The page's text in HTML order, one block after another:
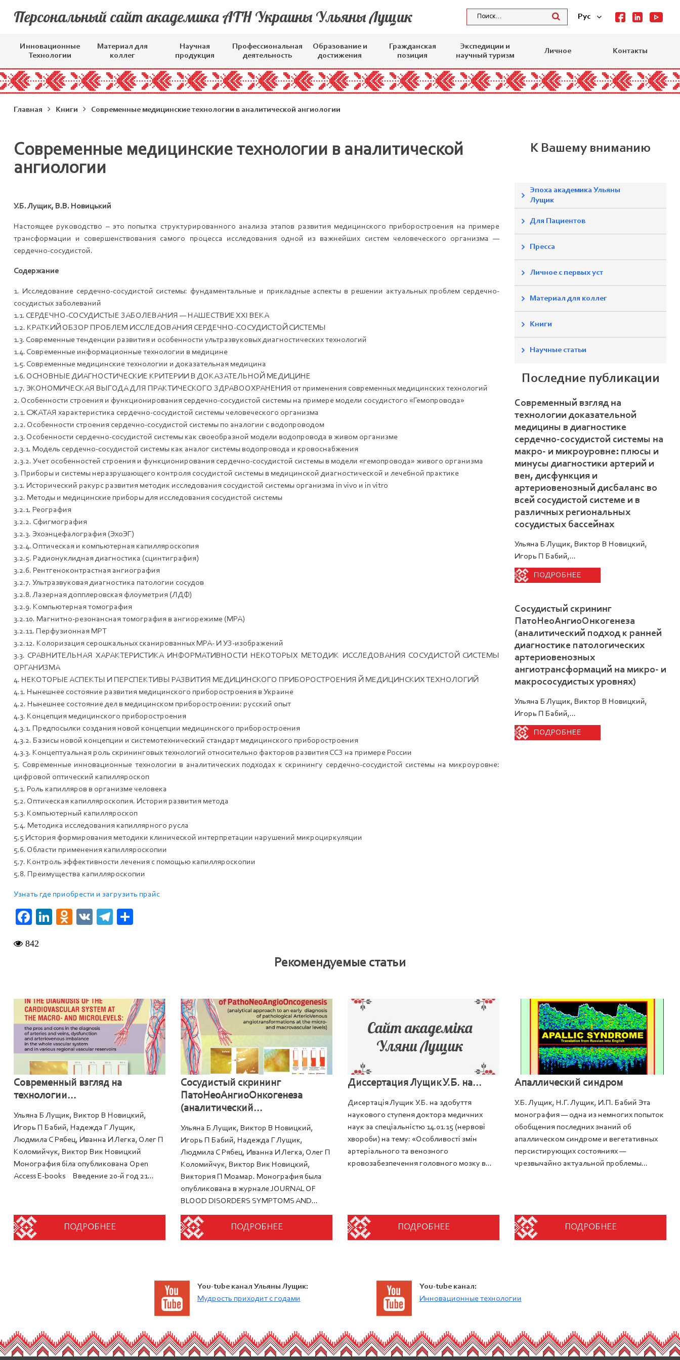
Персональный сайт академика АТН Украины Ульяны Лущик Рус
Инновационные
Технологии
Материал для
коллег
Научная
продукция
Профессиональная
деятельность
Образование и
достижения
Гражданская
позиция
Экспедиции и
научный туризм
Личное Контакты
Главная Книги Современные медицинские технологии в аналитической ангиологии
Современные медицинские технологии в аналитической
ангиологии
У.Б. Лущик, В.В. Новицький
Настоящее руководство – это попытка структурированного анализа этапов развития медицинского приборостроения на примере
трансформации и совершенствования самого процесса исследования одной из важнейших систем человеческого организма —
сердечно-сосудистой.
Содержание
1. Исследование сердечно-сосудистой системы: фундаментальные и прикладные аспекты в решении актуальных проблем сердечно-
сосудистых заболеваний
1.1. СЕРДЕЧНО-СОСУДИСТЫЕ ЗАБОЛЕВАНИЯ — НАШЕСТВИЕ ХХІ ВЕКА
1.2. КРАТКИЙ ОБЗОР ПРОБЛЕМ ИССЛЕДОВАНИЯ СЕРДЕЧНО-СОСУДИСТОЙ СИСТЕМЫ
1.3. Современные тенденции развития и особенности ультразвуковых диагностических технологий
1.4. Современные информационные технологии в медицине
1.5. Современные медицинские технологии и доказательная медицина
1.6. ОСНОВНЫЕ ДИАГНОСТИЧЕСКИЕ КРИТЕРИИ В ДОКАЗАТЕЛЬНОЙ МЕДИЦИНЕ
1.7. ЭКОНОМИЧЕСКАЯ ВЫГОДА ДЛЯ ПРАКТИЧЕСКОГО ЗДРАВООХРАНЕНИЯ от применения современных медицинских технологий
2. Особенности строения и функционирования сердечно-сосудистой системы на примере модели сосудистого «Гемопровода»
2.1. СЖАТАЯ характеристика сердечно-сосудистой системы человеческого организма
2.2. Особенности строения сердечно-сосудистой системы по аналогии с водопроводом
2.3. Особенности сердечно-сосудистой системы как своеобразной модели водопровода в живом организме
2.3.1. Модель сердечно-сосудистой системы как аналог системы водопровода и кровоснабжения
2.3.2. Учет особенностей строения и функционирования сердечно-сосудистой системы в модели «гемопровода» живого организма
3. Приборы и системы неразрушающего контроля сосудистой системы в медицинской диагностической и лечебной практике
3.1. Исторический ракурс развития методик исследования сосудистой системы организма in vivo и in vitro
3.2. Методы и медицинские приборы для исследования сосудистой системы
3.2.1. Реография
3.2.2. Cфигмография
3.2.3. Эхоэнцефалография (ЭхоЭГ)
3.2.4. Оптическая и компьютерная капилляроскопия
3.2.5. Радионуклидная диагностика (сцинтиграфия)
3.2.6. Рентгеноконтрастная ангиография
3.2.7. Ультразвуковая диагностика патологии сосудов
3.2.8. Лазерная допплеровская флоуметрия (ЛДФ)
3.2.9. Компьютерная томография
3.2.10. Магнитно-резонансная томография в ангиорежиме (МРА)
3.2.11. Перфузионная МРТ
3.2.12. Колоризация серошкальных сканированных МРА- И УЗ-изображений
3.3. СРАВНИТЕЛЬНАЯ ХАРАКТЕРИСТИКА ИНФОРМАТИВНОСТИ НЕКОТОРЫХ МЕТОДИК ИССЛЕДОВАНИЯ СОСУДИСТОЙ СИСТЕМЫ
ОРГАНИЗМА
4. НЕКОТОРЫЕ АСПЕКТЫ И ПЕРСПЕКТИВЫ РАЗВИТИЯ МЕДИЦИНСКОГО ПРИБОРОСТРОЕНИЯ Й МЕДИЦИНСКИХ ТЕХНОЛОГИЙ
4.1. Нынешнее состояние развития медицинского приборостроения в Украине
4.2. Нынешнее состояние дел в медицинском приборостроении: русский опыт
4.3. Концепция медицинского приборостроения
4.3.1. Предпосылки создания новой концепции медицинского приборостроения
4.3.2. Базисы новой концепции и системотехнический стандарт медицинского приборостроения
4.3.3. Концептуальная роль скрининговых технологий относительно факторов развития ССЗ на примере России
5. Современные инновационные технологии в аналитических подходах к скринингу сердечно-сосудистой системы на микроуровне:
цифровой оптический капилляроскоп
5.1. Роль капилляров в организме человека
5.2. Оптическая капилляроскопия. История развития метода
5.3. Компьютерный капилляроскоп
5.4. Методика исследования капиллярного русла
5.5 История формирования методики клинической интерпретации нарушений микроциркуляции
5.6. Области применения капилляроскопии
5.7. Контроль эффективности лечения с помощью капилляроскопии
5.8. Преимущества капилляроскопии
Узнать где приобрести и загрузить прайс
Facebook
LinkedIn
Odnoklassniki
VK Telegram
842
К Вашему вниманию
Эпоха академика Ульяны
Лущик
Для Пациентов
Пресса
Личное с первых уст
Материал для коллег
Книги
Научные статьи
Последние публикации
Современный взгляд на
технологии доказательной
медицины в диагностике
сердечно-сосудистой системы на
макро- и микроуровне: плюсы и
минусы диагностики артерий и
вен, дисфункция и
артериовенозный дисбаланс во
всей сосудистой системе и в
различных региональных
сосудистых бассейнах
Ульяна Б Лущик, Виктор В Новицкий,
Игорь П Бабий,...
ПОДРОБНЕЕ
Сосудистый скрининг
ПатоНеоАнгиоОнкогенеза
(аналитический подход к ранней
диагностике патологических
артериовенозных
ангиотрансформаций на микро- и
макрососудистых уровнях)
Ульяна Б Лущик, Виктор В Новицкий,
Игорь П Бабий,...
ПОДРОБНЕЕ
Рекомендуемые статьи
Современный взгляд на
технологии...
Ульяна Б Лущик, Виктор В Новицкий,
Игорь П Бабий, Надежда Г Лущик,
Людмила С Рябец, Иванна И Легка, Олег П
Коломийчук, Виктор Вик Новицкий
Монография біла опубликована Open
Access E-books Введение 20-й год 21...
ПОДРОБНЕЕ
Сосудистый скрининг
ПатоНеоАнгиоОнкогенеза
(аналитический...
Ульяна Б Лущик, Виктор В Новицкий,
Игорь П Бабий, Надежда Г Лущик,
Людмила С Рябец, Иванна И Легка, Олег П
Коломийчук, Виктор Вик Новицкий,
Виктория П Моамар. Монография была
опубликована в журнале JOURNAL OF
BLOOD DISORDERS SYMPTOMS AND...
ПОДРОБНЕЕ
Диссертация Лущик У.Б. на...
Дисертація Лущик У.Б. на здобуття
наукового ступеня доктора медичних
наук за спеціальністю 14.01.15 (нервові
хвороби) на тему: «Особливості змін
артеріального та венозного
кровозабезпечення головного мозку в...
ПОДРОБНЕЕ
Апаллический синдром
У.Б. Лущик, Н.Г. Лущик, И.П. Бабий Эта
монография — одна из немногих попыток
обобщения последних знаний об
апаллическом синдроме и вегетативных
персистирующих состояниях —
чрезвычайно актуальной проблемы...
ПОДРОБНЕЕ
You-tube канал Ульяны Лущик:
Мудрость приходит с годами
You-tube канал:
Инновационные технологии